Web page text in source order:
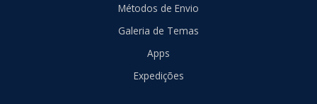
Métodos de Envio
Galeria de Temas
Apps
Expedições